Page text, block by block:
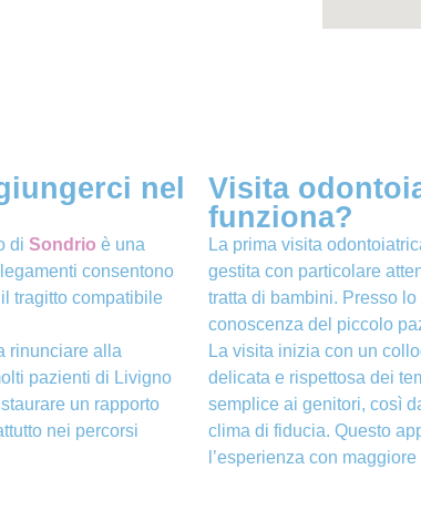
nel
di Sondrio è una
consentono
tragitto compatibile
rinunciare alla
pazienti di Livigno
un rapporto
nei percorsi
Visita
funziona?
La prima visita
gestita con particolare
tratta di bambini. Presso lo
conoscenza del piccolo
La visita inizia con un
delicata e rispettosa dei
semplice ai genitori, così
clima di fiducia. Questo
l’esperienza con